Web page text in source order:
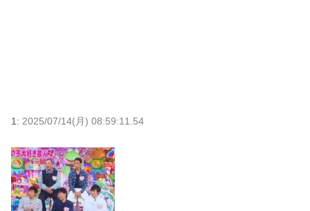
1: 2025/07/14(月) 08:59:11.54